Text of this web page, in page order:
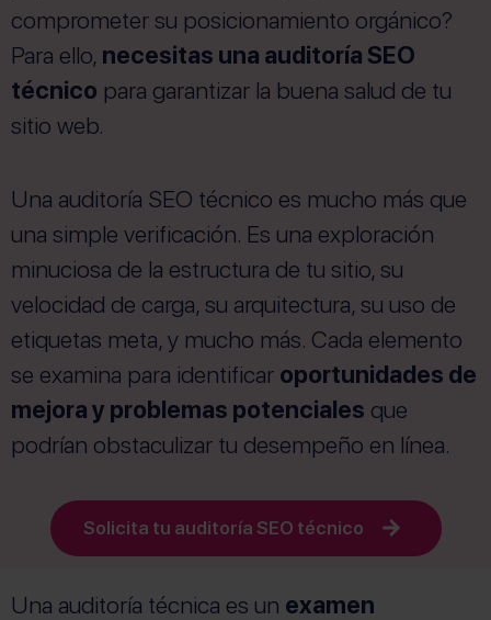
comprometer su posicionamiento orgánico?
Para ello, necesitas una auditoría SEO
técnico para garantizar la buena salud de tu
sitio web.
Una auditoría SEO técnico es mucho más que
una simple verificación. Es una exploración
minuciosa de la estructura de tu sitio, su
velocidad de carga, su arquitectura, su uso de
etiquetas meta, y mucho más. Cada elemento
se examina para identificar oportunidades de
mejora y problemas potenciales que
podrían obstaculizar tu desempeño en línea.
Solicita tu auditoría SEO técnico
Una auditoría técnica es un examen